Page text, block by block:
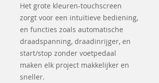
Het grote kleuren-touchscreen
zorgt voor een intuïtieve bediening,
en functies zoals automatische
draadspanning, draadinrijger, en
start/stop zonder voetpedaal
maken elk project makkelijker en
sneller.